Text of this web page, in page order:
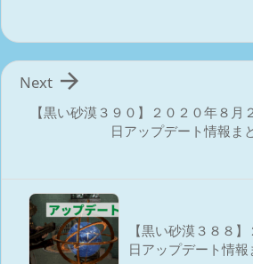
【黒い砂漠３９０】２０２０年８月
日アップデート情報ま

Next
【黒い砂漠３８８
日アップデート情報